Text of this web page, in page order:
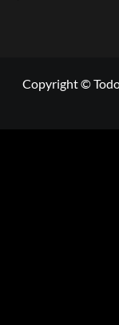
Copyright ©